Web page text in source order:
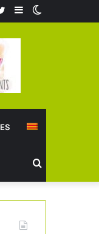
Sidebar
Twitter
Buscar